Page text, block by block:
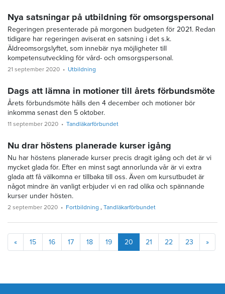
Nya satsningar på utbildning för omsorgspersonal
Regeringen presenterade på morgonen budgeten för 2021. Redan
tidigare har regeringen aviserat en satsning i det s.k.
Äldreomsorgslyftet, som innebär nya möjligheter till
kompetensutveckling för vård- och omsorgspersonal.
21 september 2020 Utbildning
Dags att lämna in motioner till årets förbundsmöte
Årets förbundsmöte hålls den 4 december och motioner bör
inkomma senast den 5 oktober.
11 september 2020 Tandläkarförbundet
Nu drar höstens planerade kurser igång
Nu har höstens planerade kurser precis dragit igång och det är vi
mycket glada för. Efter en minst sagt annorlunda vår är vi extra
glada att få välkomna er tillbaka till oss. Även om kursutbudet är
något mindre än vanligt erbjuder vi en rad olika och spännande
kurser under hösten.
2 september 2020 Fortbildning Tandläkarförbundet
«Föregående
15 16 17 18 19 20 21 22 23 »